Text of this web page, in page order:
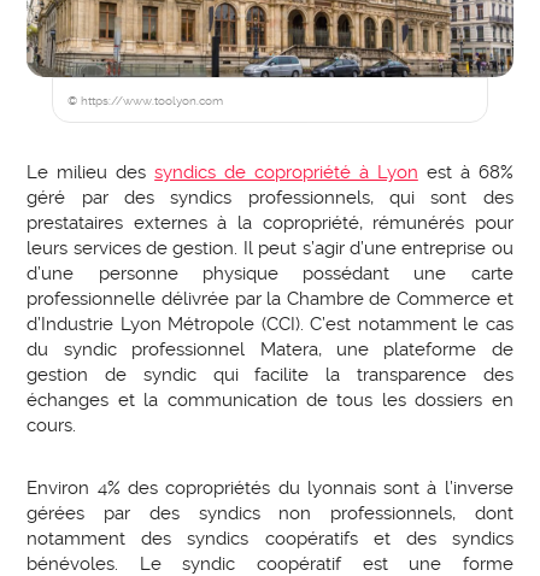
© https://www.toolyon.com
Le milieu dessyndics de copropriété à Lyon est à 68%
géré par des syndics professionnels, qui sont des
prestataires externes à la copropriété, rémunérés pour
leurs services de gestion. Il peut s’agir d’une entreprise ou
d’une personne physique possédant une carte
professionnelle délivrée par la Chambre de Commerce et
d’Industrie Lyon Métropole (CCI). C’est notamment le cas
du syndic professionnel Matera, une plateforme de
gestion de syndic qui facilite la transparence des
échanges et la communication de tous les dossiers en
cours.
Environ 4% des copropriétés du lyonnais sont à l’inverse
gérées par des syndics non professionnels, dont
notamment des syndics coopératifs et des syndics
bénévoles. Le syndic coopératif est une forme